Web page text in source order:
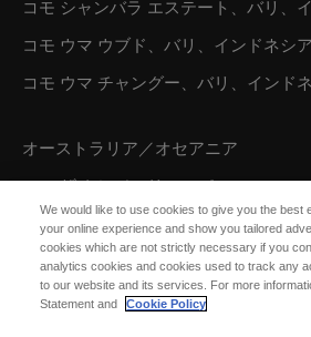
コモ シャンバラ エステート、バリ、
コモ ウマ ウブド、バリ、インドネシア
コモ ウマ チャングー、バリ、インド
オーストラリア／オセアニア
北米
コモ パロット ケイ、タークス カイコ
We would like to use cookies to give you the best
your online experience and show you tailored
cookies which are not strictly necessary if you
analytics cookies and cookies used to track any
to our website and its services. For more
Statement and
Cookie Policy